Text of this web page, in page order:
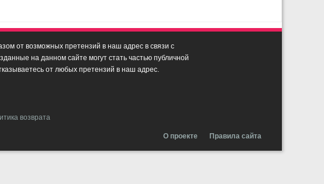
от возможных претензий в наш адрес в связи с
на данном сайте могут стать частью публичной
от любых претензий в наш адрес.
возврата
О проекте Правила сайта